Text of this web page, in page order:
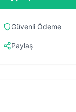
Güvenli Ödeme
Paylaş